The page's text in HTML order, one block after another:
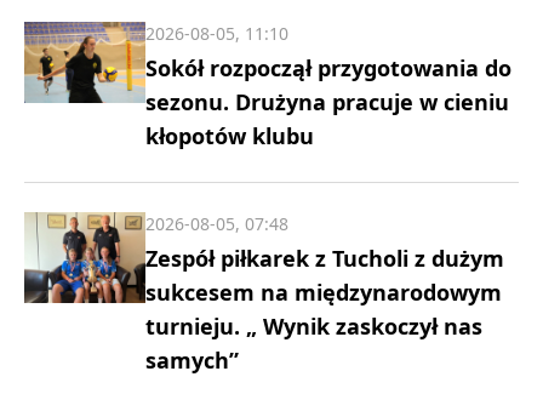
Sokół rozpoczął przygotowania do
sezonu. Drużyna pracuje w cieniu
kłopotów klubu
2026-08-05, 11:10
Zespół piłkarek z Tucholi z dużym
sukcesem na międzynarodowym
turnieju. „ Wynik zaskoczył nas
samych”
2026-08-05, 07:48